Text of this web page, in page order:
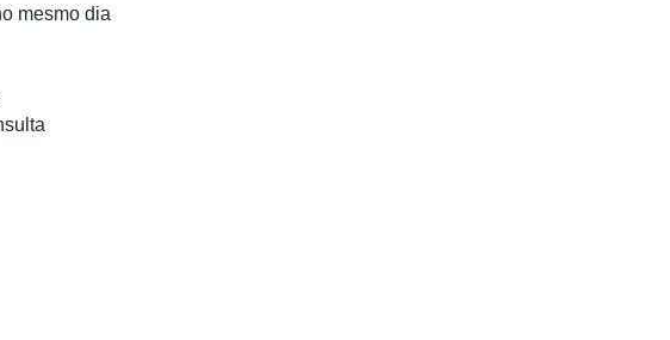
mesmo dia